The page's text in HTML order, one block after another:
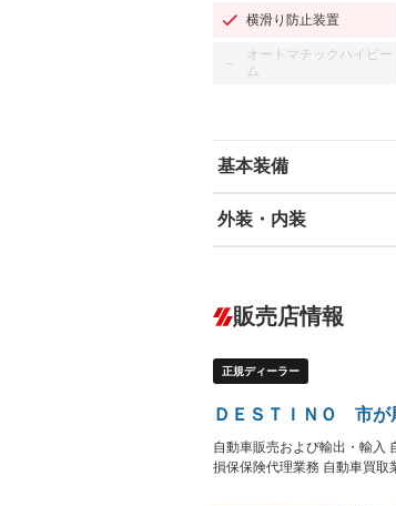
横滑り防止装置
－
オートマチックハイビー
ム
基本装備
エアバッグ：運転席/助手
－ ダウンヒルアシストコン
－ Bluetooth接続
－ レンタカーアップ
外装・内装
オーディオ：CDまたは
－
ー
－
ETC
販売店情報
正規ディーラー
ＤＥＳＴＩＮＯ 市が
自動車販売および輸出・輸入
損保保険代理業務 自動車買取